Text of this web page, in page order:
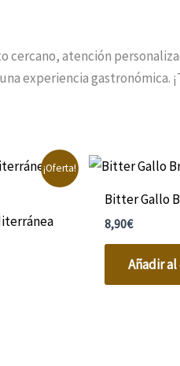
cercano, atención
experiencia gastronómica.
¡Oferta!
Bitter Gallo
8,90€
Añadir